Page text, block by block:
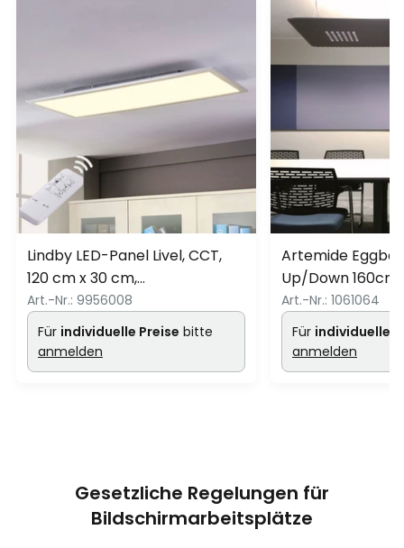
Lindby LED-Panel Livel, CCT,
120 cm x 30 cm,
Fernbedienung
Art.-Nr.: 9956008
Für individuelle Preise bitte
anmelden
Artemide
Up/Down 160cm
Art.-Nr.: 1061064
Für individuelle
anmelden
Gesetzliche Regelungen für
Bildschirmarbeitsplätze